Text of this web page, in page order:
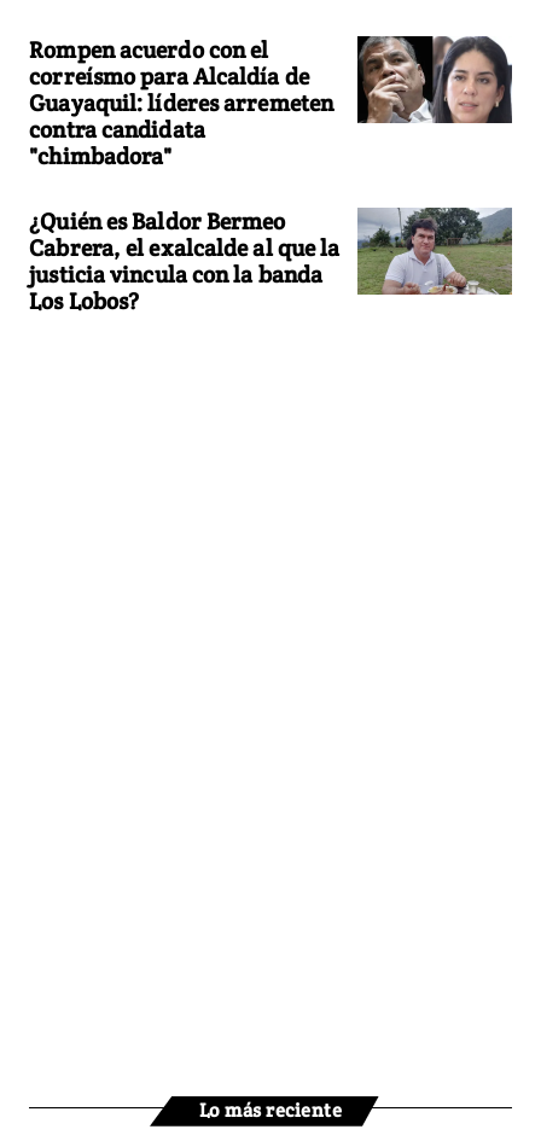
Rompen acuerdo con el
correísmo para Alcaldía de
Guayaquil: líderes arremeten
contra candidata
"chimbadora"
¿Quién es Baldor Bermeo
Cabrera, el exalcalde al que la
justicia vincula con la banda
Los Lobos?
Lo más reciente